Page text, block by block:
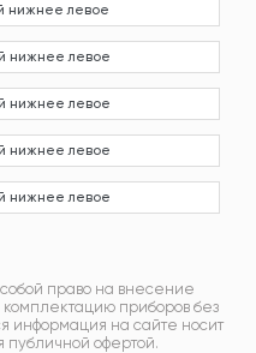
нижнее левое
нижнее левое
нижнее левое
нижнее левое
нижнее левое
право на внесение
приборов без
информация на сайте носит
публичной офертой.